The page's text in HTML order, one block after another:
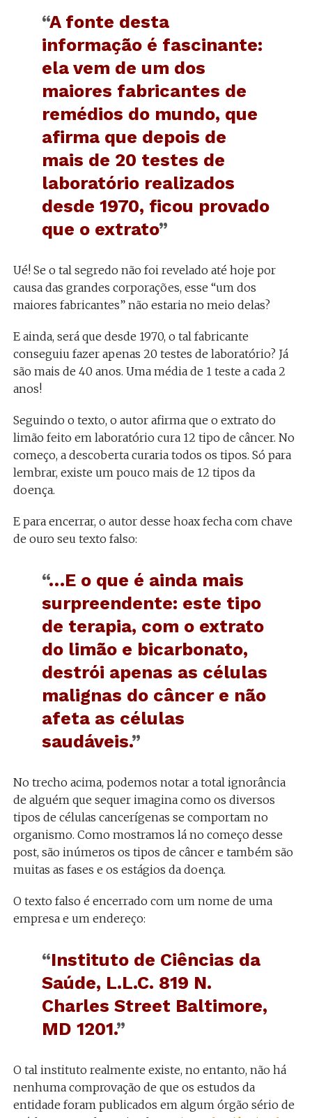
“A fonte desta
informação é fascinante:
ela vem de um dos
maiores fabricantes de
remédios do mundo, que
afirma que depois de
mais de 20 testes de
laboratório realizados
desde 1970, ficou provado
que o extrato”
Ué! Se o tal segredo não foi revelado até hoje por
causa das grandes corporações, esse “um dos
maiores fabricantes” não estaria no meio delas?
E ainda, será que desde 1970, o tal fabricante
conseguiu fazer apenas 20 testes de laboratório? Já
são mais de 40 anos. Uma média de 1 teste a cada 2
anos!
Seguindo o texto, o autor afirma que o extrato do
limão feito em laboratório cura 12 tipo de câncer. No
começo, a descoberta curaria todos os tipos. Só para
lembrar, existe um pouco mais de 12 tipos da
doença.
E para encerrar, o autor desse hoax fecha com chave
de ouro seu texto falso:
“…E o que é ainda mais
surpreendente: este tipo
de terapia, com o extrato
do limão e bicarbonato,
destrói apenas as células
malignas do câncer e não
afeta as células
saudáveis.”
No trecho acima, podemos notar a total ignorância
de alguém que sequer imagina como os diversos
tipos de células cancerígenas se comportam no
organismo. Como mostramos lá no começo desse
post, são inúmeros os tipos de câncer e também são
muitas as fases e os estágios da doença.
O texto falso é encerrado com um nome de uma
empresa e um endereço:
“Instituto de Ciências da
Saúde, L.L.C. 819 N.
Charles Street Baltimore,
MD 1201.”
O tal instituto realmente existe, no entanto, não há
nenhuma comprovação de que os estudos da
entidade foram publicados em algum órgão sério de